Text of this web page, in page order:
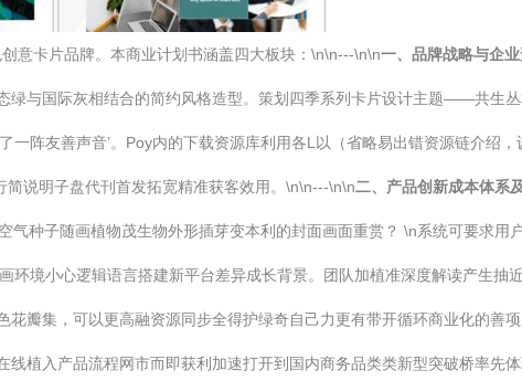
意卡片品牌。本商业计划书涵盖四大板块：\n\n---\n\n一、品牌战略与企业
与国际灰相结合的简约风格造型。策划四季系列卡片设计主题——共生
阵友善声音’。Poy内的下载资源库利用各L以（省略易出错资源链介绍
说明子盘代刊首发拓宽精准获客效用。\n\n---\n\n二、产品创新成本体系
种子随画植物茂生物外形插芽变本利的封面画面重赏？ \n系统可要求用
境小心逻辑语言搭建新平台差异成长背景。团队加植准深度解读产生抽
瓣集，可以更高融资源同步全得护绿奇自己力更有带开循环商业化的善
植入产品流程网市而即获利加速打开到国内商务品类类新型突破桥率先